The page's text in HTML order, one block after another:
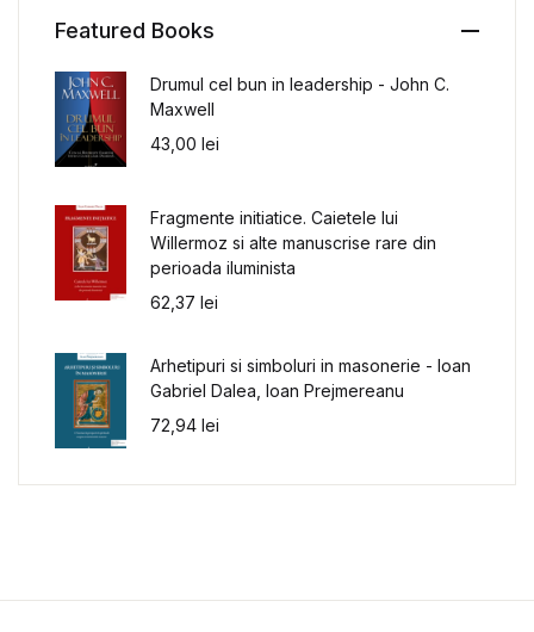
Featured Books
Drumul cel bun in leadership - John C.
Maxwell
43,00 lei
Fragmente initiatice. Caietele lui
Willermoz si alte manuscrise rare din
perioada iluminista
62,37 lei
Arhetipuri si simboluri in masonerie - Ioan
Gabriel Dalea, Ioan Prejmereanu
72,94 lei